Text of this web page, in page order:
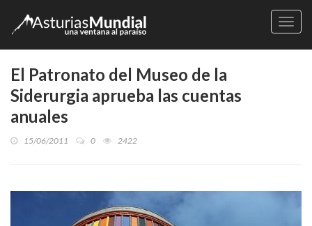
El Patronato del Museo de la
Siderurgia aprueba las cuentas
anuales
15/06/2011 0 2422